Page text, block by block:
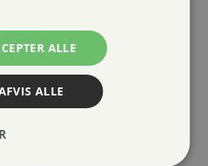
ALLE
ALLE